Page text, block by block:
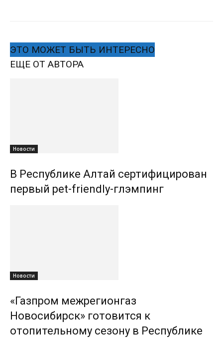
ЭТО МОЖЕТ БЫТЬ ИНТЕРЕСНО
ЕЩЕ ОТ АВТОРА
Новости
В Республике Алтай сертифицирован
первый pet-friendly-глэмпинг
Новости
«Газпром межрегионгаз
Новосибирск» готовится к
отопительному сезону в Республике